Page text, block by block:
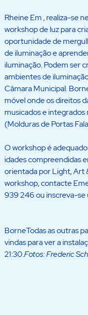
Rheine Em , realiza-se
workshop de luz para
oportunidade de
de iluminação e
iluminação. Podem ser
ambientes de
Câmara Municipal.
móvel onde os direitos
musicados e integrados
(Molduras de Portas
O workshop é
idades compreendidas
orientada por Light, Art
workshop, contacte
939 246 ou inscreva-se
BorneTodas as outras
vindas para ver a
21:30.Fotos: Frederic